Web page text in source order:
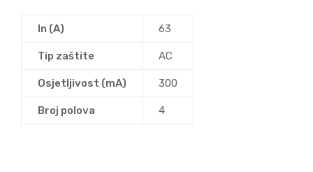
In (A) 63
Tip zaštite AC
Osjetljivost (mA) 300
Broj polova 4